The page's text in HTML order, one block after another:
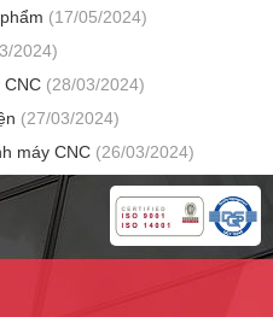
(17/05/2024)
2024)
CNC (28/03/2024)
(27/03/2024)
máy CNC (26/03/2024)